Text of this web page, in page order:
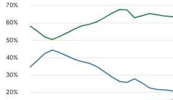
20%
30%
40%
50%
60%
70%